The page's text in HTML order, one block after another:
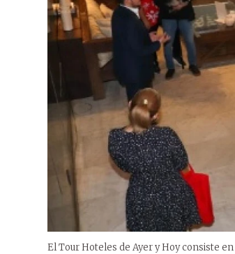
El Tour Hoteles de Ayer y Hoy consiste